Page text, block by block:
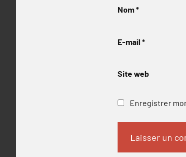
Nom*
E-mail *
Site web
Enregistrer